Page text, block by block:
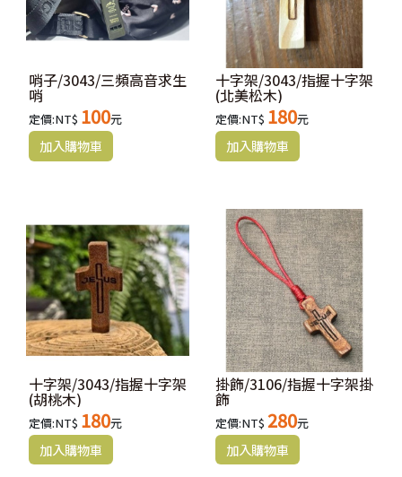
哨子/3043/三頻高音求生
哨
定價:NT$ 100元
十字架/3043/指握十字架
(北美松木)
定價:NT$ 180元
十字架/3043/指握十字架
(胡桃木)
定價:NT$ 180元
掛飾/3106/指握十字架掛
飾
定價:NT$ 280元